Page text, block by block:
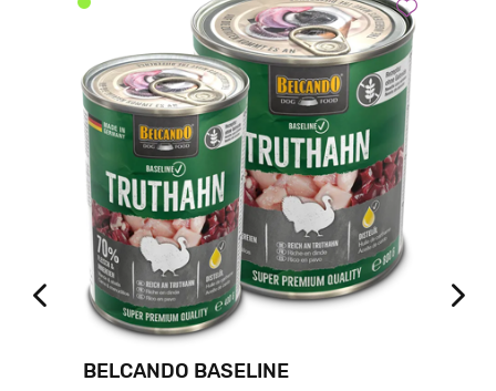
BELCANDO BASELINE